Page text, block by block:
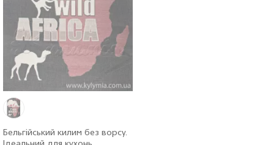
Бельгійський килим без ворсу.